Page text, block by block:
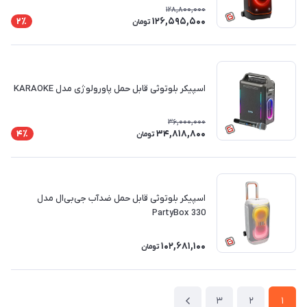
128,800,000
126,595,500 تومان 2٪
اسپیکر بلوتوثی قابل حمل پاورولوژی مدل KARAOKE
36,000,000
34,818,800 تومان 4٪
اسپیکر بلوتوثی قابل حمل ضدآب جی‌بی‌ال مدل
PartyBox 330
102,681,100 تومان
1
2
3